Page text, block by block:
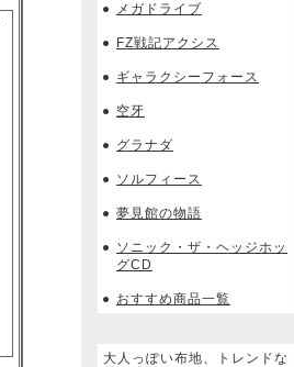
メガドライブ
FZ戦記アクシス
ギャラクシーフォース
空牙
グラナダ
ソルフィース
夢見館の物語
ソニック・ザ・ヘッジホッ
グCD
おすすめ商品一覧
大人っぽい布地、トレンドな